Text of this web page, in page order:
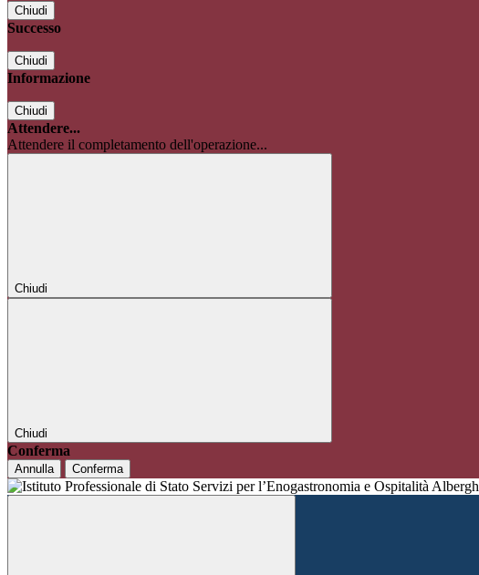
Chiudi
Successo
Chiudi
Informazione
Chiudi
Attendere...
Attendere il completamento dell'operazione...
Chiudi
Chiudi
Conferma
Annulla Conferma